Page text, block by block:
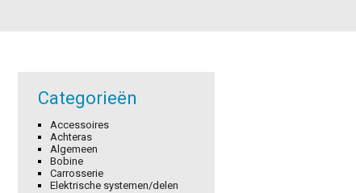
Categorieën
Accessoires
Achteras
Algemeen
Bobine
Carrosserie
Elektrische systemen/delen